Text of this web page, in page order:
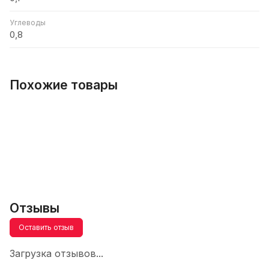
Углеводы
0,8
Похожие товары
Отзывы
Оставить отзыв
Загрузка отзывов...